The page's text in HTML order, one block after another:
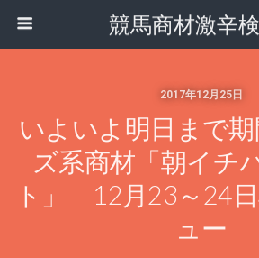
競馬商材激辛
2017年12月25日
いよいよ明日まで
ズ系商材「朝イチ
ト」 12月23～24
ュー